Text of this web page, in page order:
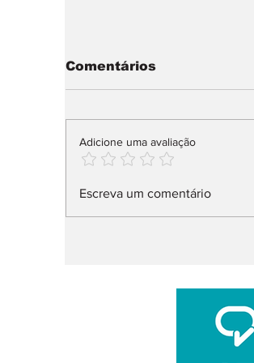
IUC: pagamento muda
Comentários
Adicione uma avaliação
Escreva um comentário